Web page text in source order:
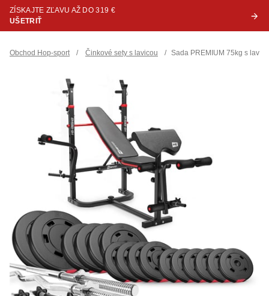
ZÍSKAJTE ZĽAVU AŽ DO 319 €
UŠETRIŤ
Obchod Hop-sport / Činkové sety s lavicou / Sada PREMIUM 75kg s